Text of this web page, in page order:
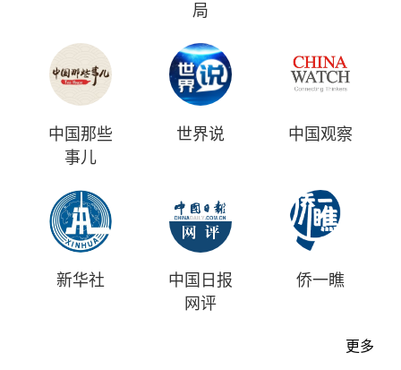
局
中国那些
事儿
世界说 中国观察
新华社
中国日报
网评
侨一瞧
更多